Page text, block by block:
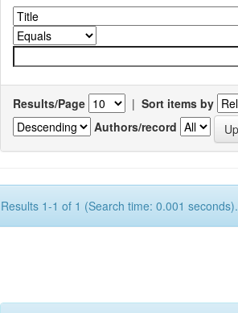
Results/Page | Sort items by
Authors/record
Results 1-1 of 1 (Search time: 0.001 seconds).